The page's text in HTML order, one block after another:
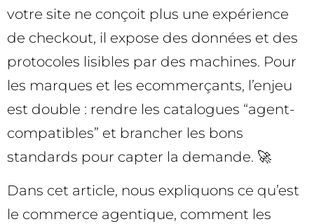
votre site ne conçoit plus une expérience
de checkout, il expose des données et des
protocoles lisibles par des machines. Pour
les marques et les ecommerçants, l’enjeu
est double : rendre les catalogues “agent-
compatibles” et brancher les bons
standards pour capter la demande. 🚀
Dans cet article, nous expliquons ce qu’est
le commerce agentique, comment les